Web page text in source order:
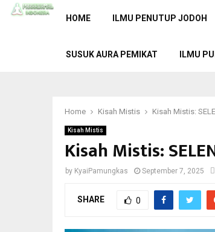
HOME ILMU PENUTUP JODOH
SUSUK AURA PEMIKAT ILMU
Home Kisah Mistis Kisah Mistis:
Kisah Mistis
Kisah Mistis:
by KyaiPamungkas September 7, 2025
SHARE 0